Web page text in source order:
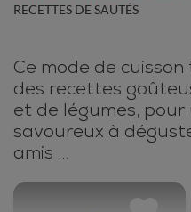
RECETTES DE SAUTÉS
Ce mode de
des recettes
et de légumes,
savoureux à
amis ...